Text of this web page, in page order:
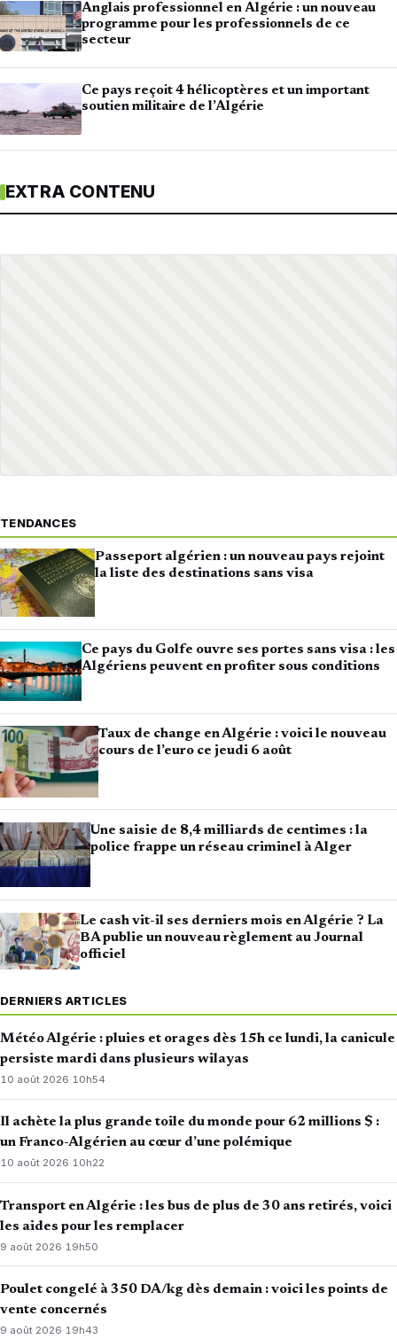
Anglais professionnel en Algérie : un nouveau
programme pour les professionnels de ce
secteur
Ce pays reçoit 4 hélicoptères et un important
soutien militaire de l’Algérie
EXTRA CONTENU
TENDANCES
Passeport algérien : un nouveau pays rejoint
la liste des destinations sans visa
Ce pays du Golfe ouvre ses portes sans visa : les
Algériens peuvent en profiter sous conditions
Taux de change en Algérie : voici le nouveau
cours de l’euro ce jeudi 6 août
Une saisie de 8,4 milliards de centimes : la
police frappe un réseau criminel à Alger
Le cash vit-il ses derniers mois en Algérie ? La
BA publie un nouveau règlement au Journal
officiel
DERNIERS ARTICLES
Météo Algérie : pluies et orages dès 15h ce lundi, la canicule
persiste mardi dans plusieurs wilayas
10 août 2026· 10h54
Il achète la plus grande toile du monde pour 62 millions $ :
un Franco-Algérien au cœur d’une polémique
10 août 2026·10h22
Transport en Algérie : les bus de plus de 30 ans retirés, voici
les aides pour les remplacer
9 août 2026· 19h50
Poulet congelé à 350 DA/kg dès demain : voici les points de
vente concernés
9 août 2026·19h43